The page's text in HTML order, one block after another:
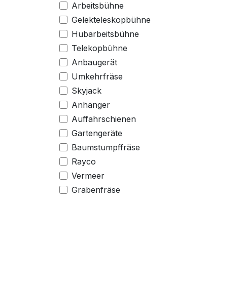
Arbeitsbühne
Gelekteleskopbühne
Hubarbeitsbühne
Telekopbühne
Anbaugerät
Umkehrfräse
Skyjack
Anhänger
Auffahrschienen
Gartengeräte
Baumstumpffräse
Rayco
Vermeer
Grabenfräse